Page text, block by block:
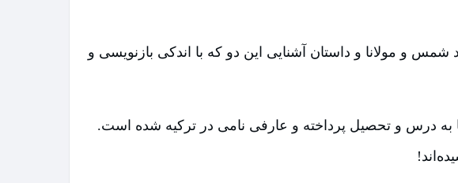
و مولانا و داستان آشنایی این دو که با اندکی بازنویسی و
به درس و تحصیل پرداخته و عارفی نامی در ترکیه شده است.